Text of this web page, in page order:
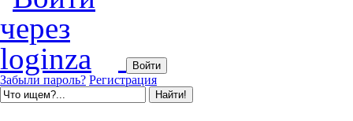
Забыли пароль? Регистрация